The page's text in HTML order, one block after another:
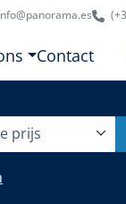
Contact
prijs